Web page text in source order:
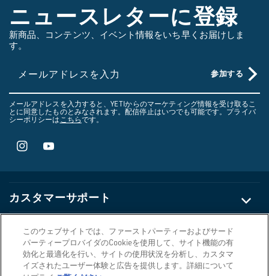
LOADOUT® GOBOX LOADOUT®ゴーボックス
30ギアケース
¥51,150
ら
に
ニュースレターに登録
新商品、コンテンツ、イベント情報をいち早くお届けしま
す。
メールアドレスを入力 参加する
メールアドレスを入力すると、YETIからのマーケティング情報を受け取るこ
とに同意したものとみなされます。配信停止はいつでも可能です。プライバ
シーポリシーは こちらです。
InstagramYouTube
カスタマーサポート
企業情報
プライバシー・リーガル
このウェブサイトでは、ファーストパーティーおよびサード
パーティープロバイダのCookieを使用して、サイト機能の有
効化と最適化を行い、サイトの使用状況を分析し、カスタマ
イズされたユーザー体験と広告を提供します。詳細について